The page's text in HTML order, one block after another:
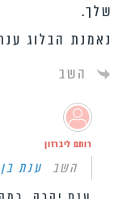
שלך.
נאמנת הבלוג
השב
רותם ליברזון
השב ענת